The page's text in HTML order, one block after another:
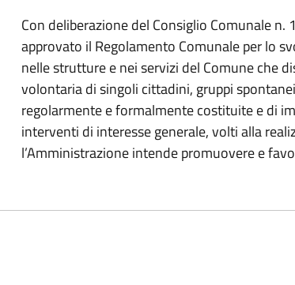
Con deliberazione del Consiglio Comunale
approvato il Regolamento Comunale per lo
nelle strutture e nei servizi del Comune che
volontaria di singoli cittadini, gruppi
regolarmente e formalmente costituite e di
interventi di interesse generale, volti alla
l’Amministrazione intende promuovere e